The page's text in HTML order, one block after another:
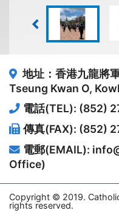
地址：香港九龍將
Tseung Kwan O,
電話(TEL): (852)
傳真(FAX): (852)
電郵(EMAIL):
Office)
Copyright © 2019.
rights reserved.